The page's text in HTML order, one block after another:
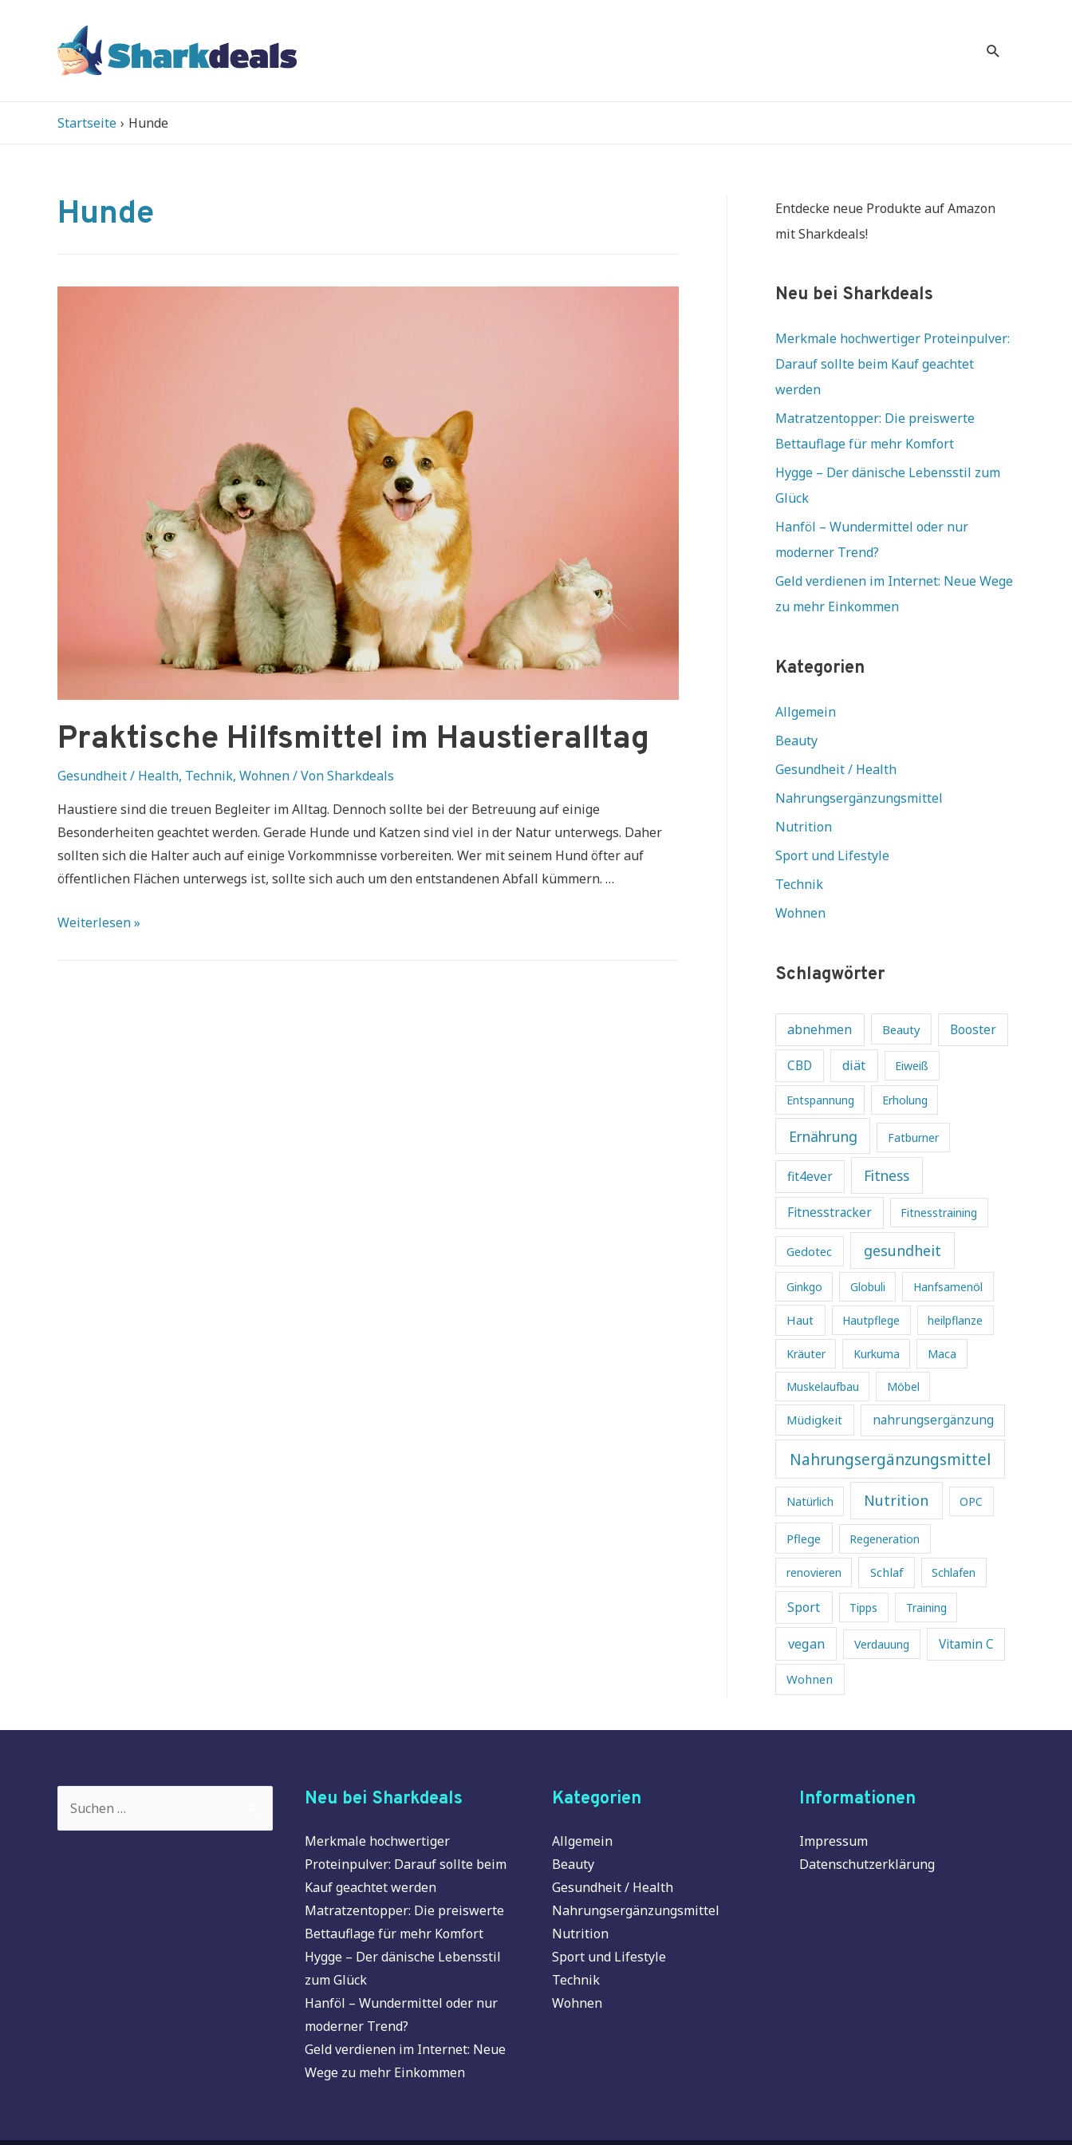
Suche
Startseite Hunde
Hunde
Praktische Hilfsmittel im Haustieralltag
Gesundheit / Health, Technik, Wohnen/ VonSharkdeals
Haustiere sind die treuen Begleiter im Alltag. Dennoch sollte bei der Betreuung auf einige
Besonderheiten geachtet werden. Gerade Hunde und Katzen sind viel in der Natur unterwegs. Daher
sollten sich die Halter auch auf einige Vorkommnisse vorbereiten. Wer mit seinem Hund öfter auf
öffentlichen Flächen unterwegs ist, sollte sich auch um den entstandenen Abfall kümmern. …
Praktische
Weiterlesen »
Entdecke neue Produkte auf Amazon
mit Sharkdeals!
Neu bei Sharkdeals
Merkmale hochwertiger Proteinpulver:
Darauf sollte beim Kauf geachtet
werden
Matratzentopper: Die preiswerte
Bettauflage für mehr Komfort
Hygge – Der dänische Lebensstil zum
Glück
Hanföl – Wundermittel oder nur
moderner Trend?
Geld verdienen im Internet: Neue Wege
zu mehr Einkommen
Kategorien
Allgemein
Beauty
Gesundheit / Health
Nahrungsergänzungsmittel
Nutrition
Sport und Lifestyle
Technik
Wohnen
Schlagwörter
abnehmen Beauty Booster
CBD diät Eiweiß
Entspannung Erholung
Ernährung Fatburner
fit4ever Fitness
Fitnesstracker Fitnesstraining
Gedotec gesundheit
Ginkgo Globuli Hanfsamenöl
Haut Hautpflege heilpflanze
Kräuter Kurkuma Maca
Muskelaufbau Möbel
Müdigkeit nahrungsergänzung
Nahrungsergänzungsmittel
Natürlich Nutrition OPC
Pflege Regeneration
renovieren Schlaf Schlafen
Sport Tipps Training
vegan Verdauung Vitamin C
Wohnen
Neu bei Sharkdeals
Merkmale hochwertiger
Proteinpulver: Darauf sollte beim
Kauf geachtet werden
Matratzentopper: Die preiswerte
Bettauflage für mehr Komfort
Hygge – Der dänische Lebensstil
zum Glück
Hanföl – Wundermittel oder nur
moderner Trend?
Geld verdienen im Internet: Neue
Wege zu mehr Einkommen
Kategorien
Allgemein
Beauty
Gesundheit / Health
Nahrungsergänzungsmittel
Nutrition
Sport und Lifestyle
Technik
Wohnen
Informationen
Impressum
Datenschutzerklärung